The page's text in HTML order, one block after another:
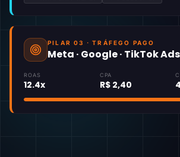
PILAR 03 · TRÁFEGO PAGO
Meta · Google · TikTok Ads
ROAS
12.4x
CPA
R$ 2,40